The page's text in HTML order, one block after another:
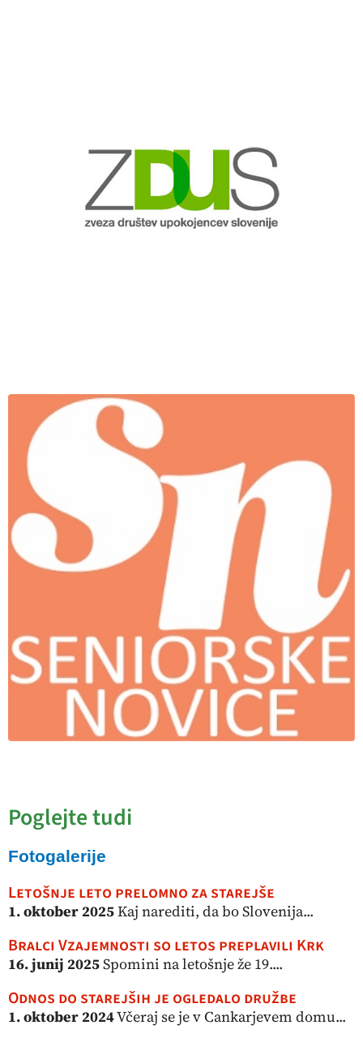
Poglejte tudi
Fotogalerije
Letošnje leto prelomno za starejše
1. oktober 2025Kaj narediti, da bo Slovenija...
Bralci Vzajemnosti so letos preplavili Krk
16. junij 2025Spomini na letošnje že 19....
Odnos do starejših je ogledalo družbe
1. oktober 2024Včeraj se je v Cankarjevem domu...